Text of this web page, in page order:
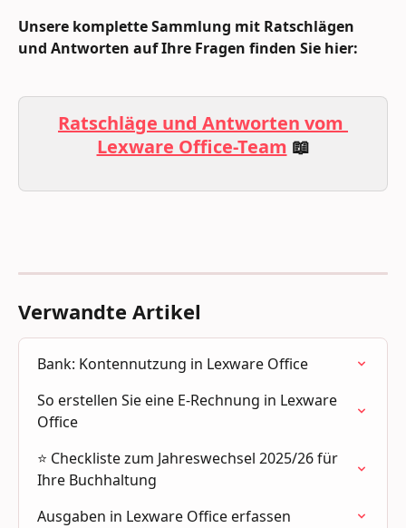
Unsere komplette Sammlung mit Ratschlägen
und Antworten auf Ihre Fragen finden Sie hier:
Ratschläge und Antworten vom
Lexware Office-Team 📖
Verwandte Artikel
Bank: Kontennutzung in Lexware Office
So erstellen Sie eine E-Rechnung in Lexware
Office
⭐️ Checkliste zum Jahreswechsel 2025/26 für
Ihre Buchhaltung
Ausgaben in Lexware Office erfassen